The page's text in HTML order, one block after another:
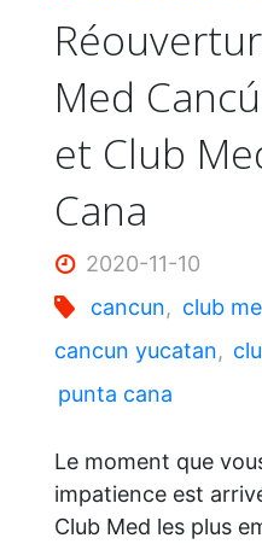
Med
et Club
Cana
2020-11-10
cancun, club
cancun yucatan,
punta cana
Le moment que
impatience est
Club Med les plus